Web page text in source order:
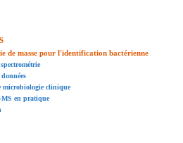
de masse pour l'identification bactérienne
microbiologie clinique
en pratique